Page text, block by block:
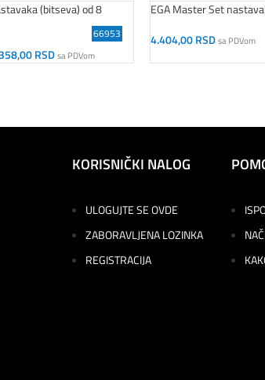
(bitseva) od 8
RSDsa PDVom
66953
EGA Master Set
4.404,00RSDsa PDVom
KORISNIČKI NALOG
ULOGUJTE SE OVDE
ZABORAVLJENA LOZINKA
REGISTRACIJA